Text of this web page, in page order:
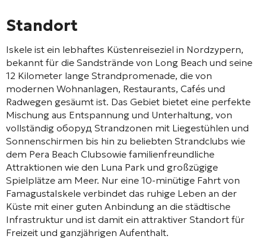
Standort
Iskele ist ein lebhaftes Küstenreiseziel in Nordzypern,
bekannt für die Sandstrände von Long Beach und seine
12 Kilometer lange Strandpromenade, die von
modernen Wohnanlagen, Restaurants, Cafés und
Radwegen gesäumt ist. Das Gebiet bietet eine perfekte
Mischung aus Entspannung und Unterhaltung, von
vollständig оборуд Strandzonen mit Liegestühlen und
Sonnenschirmen bis hin zu beliebten Strandclubs wie
dem Pera Beach Clubsowie familienfreundliche
Attraktionen wie den Luna Park und großzügige
Spielplätze am Meer. Nur eine 10-minütige Fahrt von
FamagustaIskele verbindet das ruhige Leben an der
Küste mit einer guten Anbindung an die städtische
Infrastruktur und ist damit ein attraktiver Standort für
Freizeit und ganzjährigen Aufenthalt.